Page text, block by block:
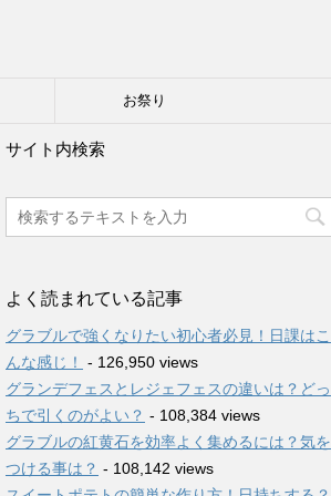
お祭り
サイト内検索
よく読まれている記事
グラブルで強くなりたい初心者必見！日課はこ
んな感じ！
- 126,950 views
グランデフェスとレジェフェスの違いは？どっ
ちで引くのがよい？ - 108,384 views
グラブルの紅黄石を効率よく集めるには？気を
つける事は？ - 108,142 views